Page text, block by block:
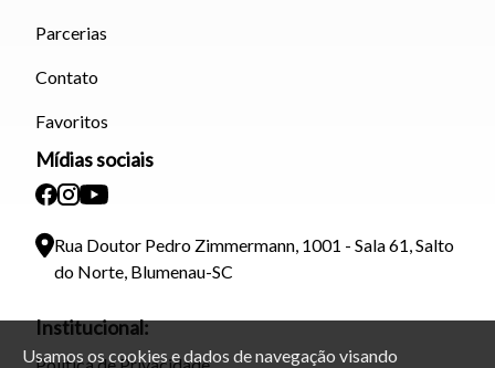
Usamos os cookies e dados de navegação visando
Parcerias
Contato
Favoritos
Mídias sociais
Rua Doutor Pedro Zimmermann, 1001 - Sala 61, Salto
do Norte, Blumenau-SC
Institucional: